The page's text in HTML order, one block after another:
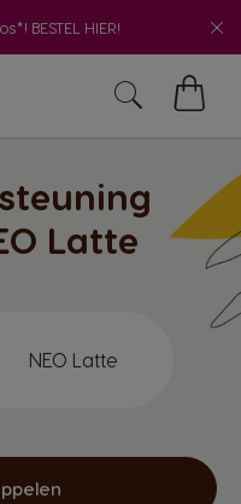
BESTEL HIER!
Latte
NEO Latte